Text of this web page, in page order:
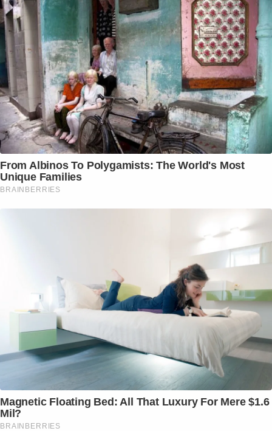
From Albinos To Polygamists: The World's Most
Unique Families
BRAINBERRIES
Magnetic Floating Bed: All That Luxury For Mere $1.6
Mil?
BRAINBERRIES